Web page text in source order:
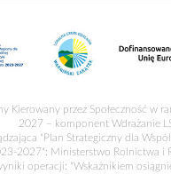
Kierowany przez Społeczność w
2027 – komponent Wdrażanie
"Plan Strategiczny dla
2027": Ministerstwo Rolnictwa i
operacji: "Wskaźnikiem